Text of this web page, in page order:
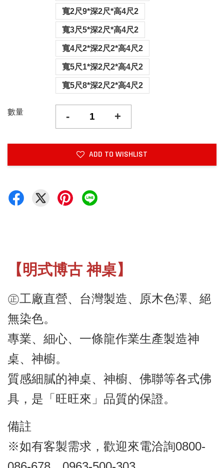
寬2尺9*深2尺*高4尺2
寬3尺5*深2尺*高4尺2
寬4尺2*深2尺2*高4尺2
寬5尺1*深2尺2*高4尺2
寬5尺8*深2尺2*高4尺2
數量 - +
ADD TO WISHLIST
【明式博古 神桌】
㊣工廠直營、台灣製造、原木色澤、絕
無染色。
專業、細心、一條龍作業生產製造神
桌、神櫥。
質感細膩的神桌、神櫥、佛聯等各式佛
具，是「旺旺來」品質的保證。
備註
※如有客製需求，歡迎來電洽詢0800-